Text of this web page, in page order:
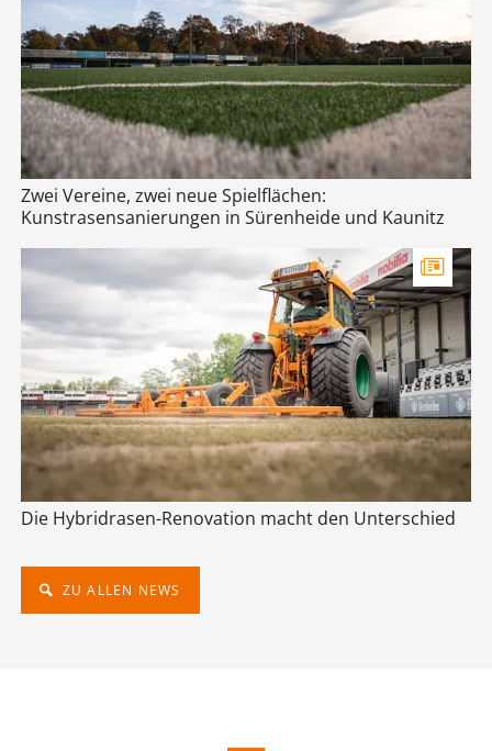
Zwei Vereine, zwei neue Spielflächen:
Kunstrasensanierungen in Sürenheide und Kaunitz
Die Hybridrasen-Renovation macht den Unterschied
ZU ALLEN NEWS